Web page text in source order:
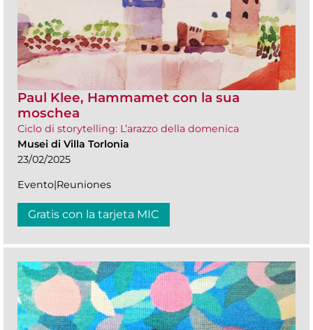
Paul Klee, Hammamet con la sua
moschea
Ciclo di storytelling: L’arazzo della domenica
Musei di Villa Torlonia
23/02/2025
Evento|Reuniones
Gratis con la tarjeta MIC